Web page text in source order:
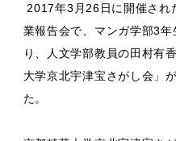
2017年3月26日に開催され
業報告会で、マンガ学部3
り、人文学部教員の田村有
大学京北宇津宝さがし会」
た。